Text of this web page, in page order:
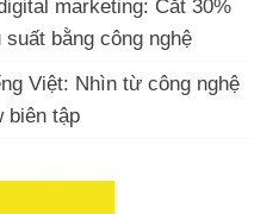
marketing: Cắt 30%
bằng công nghệ
Việt: Nhìn từ công nghệ
biên tập